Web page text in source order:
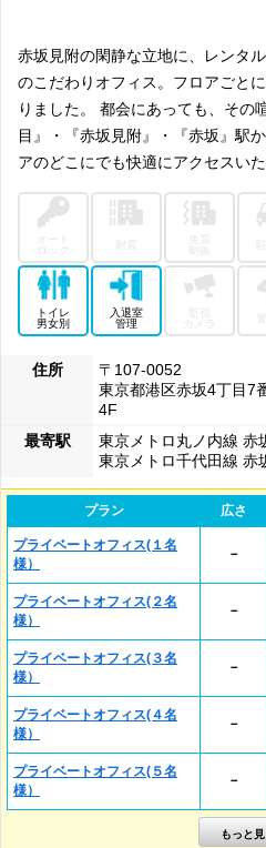
ビジネスエリアとしては、「赤坂Biz
に多くの企業がオフィスを構えてい
ルも建ち並んでおり、小規模オフィ
に多様性があるのも人気の理由です
もともとは広告代理店やテレビ関係
的なビジネス街よりも華やかな雰囲
都市再開発によってさまざまなオフ
オフィス賃料は、人気のエリアのた
クセスの利便性の高さや、オフィス
住宅街が広がっているなど、ビジネ
っています。落ち着いた雰囲気の大
ルオフィスを探してみてはいかがでし
赤坂見附の閑静な立地に、レンタ
のこだわりオフィス。フロアごと
りました。 都会にあっても、その
目』・『赤坂見附』・『赤坂』駅
アのどこにでも快適にアクセスいた
トイレ
男女別
入退室
管理
カメラ
住所
〒107-0052
東京都港区赤坂4丁目7
4F
最寄駅
東京メトロ丸ノ内線 赤
東京メトロ千代田線 赤
プラン 広さ
プライベートオフィス(１名
様）
－
プライベートオフィス(２名
様）
－
プライベートオフィス(３名
様）
－
プライベートオフィス(４名
様）
－
プライベートオフィス(５名
様）
－